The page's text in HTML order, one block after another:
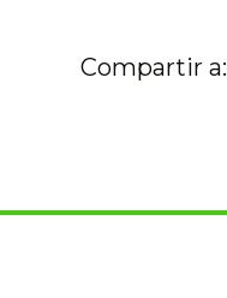
Compartir a: